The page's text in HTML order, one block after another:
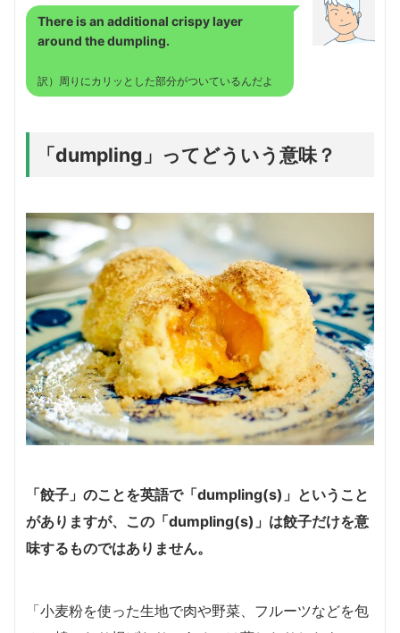
There is an additional crispy layer
around the dumpling.
訳）周りにカリッとした部分がついているんだよ
「dumpling」ってどういう意味？
「餃子」のことを英語で「dumpling(s)」ということ
がありますが、この「dumpling(s)」は餃子だけを意
味するものではありません。
「小麦粉を使った生地で肉や野菜、フルーツなどを包